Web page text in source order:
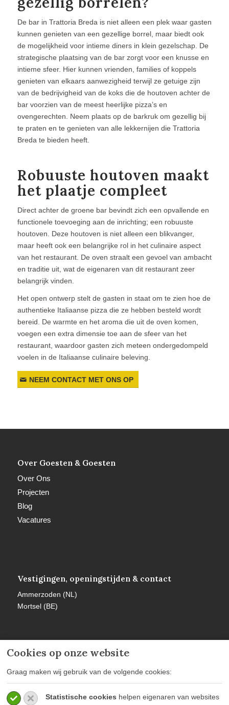
Cookies op onze website
Graag maken wij gebruik van de volgende cookies:
Statistische cookies helpen eigenaren van websites
De bar in Trattoria Breda is niet alleen een plek waar gasten
kunnen genieten van een gezellige borrel, maar biedt ook
de mogelijkheid voor intieme diners in klein gezelschap. De
strategische plaatsing van de bar zorgt voor een knusse en
intieme sfeer. Hier kunnen vrienden, families of koppels
genieten van elkaars aanwezigheid terwijl ze getuige zijn
van de bedrijvigheid van de koks die de houtoven achter de
bar voorzien van de meest heerlijke pizza’s en
ovengerechten. Neem plaats op de barkruk om gezellig bij
te praten en te genieten van alle lekkernijen die Trattoria
Breda te bieden heeft.
Robuuste houtoven maakt
het plaatje compleet
Direct achter de groene bar bevindt zich een opvallende en
functionele toevoeging aan de inrichting; een robuuste
houtoven. Deze houtoven is niet alleen een blikvanger,
maar heeft ook een belangrijke rol in het culinaire aspect
van het restaurant. De oven straalt een gevoel van ambacht
en traditie uit, wat de eigenaren van dit restaurant zeer
belangrijk vinden.
Het open ontwerp stelt de gasten in staat om te zien hoe de
authentieke Italiaanse pizza die ze hebben besteld wordt
bereid. De warmte en het aroma die uit de oven komen,
voegen een extra dimensie toe aan de sfeer van het
restaurant, waardoor gasten zich meteen ondergedompeld
voelen in de Italiaanse culinaire beleving.
NEEM CONTACT MET ONS OP
Over Goesten & Goesten
Over Ons
Projecten
Blog
Vacatures
Vestigingen, openingstijden & contact
Ammerzoden (NL)
Mortsel (BE)
Meer informatie
Privacy policy
Algemene voorwaarden